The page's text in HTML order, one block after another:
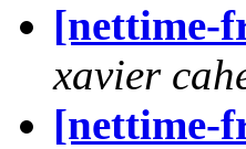
[nettime-
xavier
[nettime-